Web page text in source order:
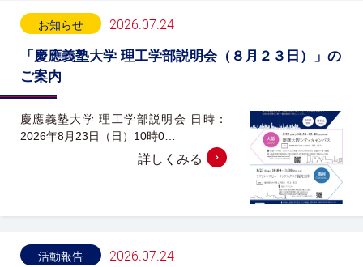
お知らせ 2026.07.24
「慶應義塾大学 理工学部説明会（８月２３日）」の
ご案内
慶應義塾大学 理工学部説明会 日時：
2026年8月23日（日）10時0…
詳しくみる
活動報告 2026.07.24